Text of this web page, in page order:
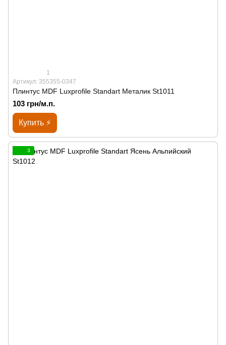
1
Артикул: 355355-0347
Плинтус MDF Luxprofile Standart Металик St1011
103 грн/м.п.
Купить ⚡
3